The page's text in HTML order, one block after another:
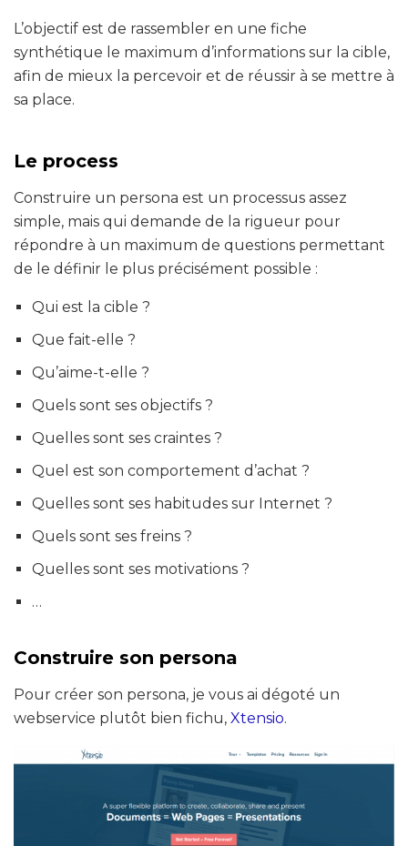
L’objectif est de rassembler en une fiche
synthétique le maximum d’informations sur la cible,
afin de mieux la percevoir et de réussir à se mettre à
sa place.
Le process
Construire un persona est un processus assez
simple, mais qui demande de la rigueur pour
répondre à un maximum de questions permettant
de le définir le plus précisément possible :
Qui est la cible ?
Que fait-elle ?
Qu’aime-t-elle ?
Quels sont ses objectifs ?
Quelles sont ses craintes ?
Quel est son comportement d’achat ?
Quelles sont ses habitudes sur Internet ?
Quels sont ses freins ?
Quelles sont ses motivations ?
…
Construire son persona
Pour créer son persona, je vous ai dégoté un
webservice plutôt bien fichu, Xtensio.